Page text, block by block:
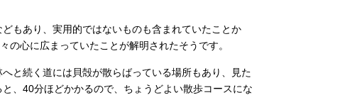
もあり、実用的ではないものも含まれていたことか
の心に広まっていたことが解明されたそうです。
と続く道には貝殻が散らばっている場所もあり、見た
、40分ほどかかるので、ちょうどよい散歩コースにな